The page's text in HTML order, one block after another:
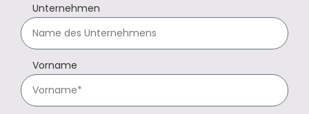
Unternehmen
Vorname